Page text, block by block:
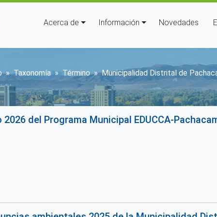
Navegación principal
Acerca de Información Novedades
enlaces de ayuda a
Taxonomía Término Municipalidad Distrital de
2026 del Programa Municipal EDUCCA-